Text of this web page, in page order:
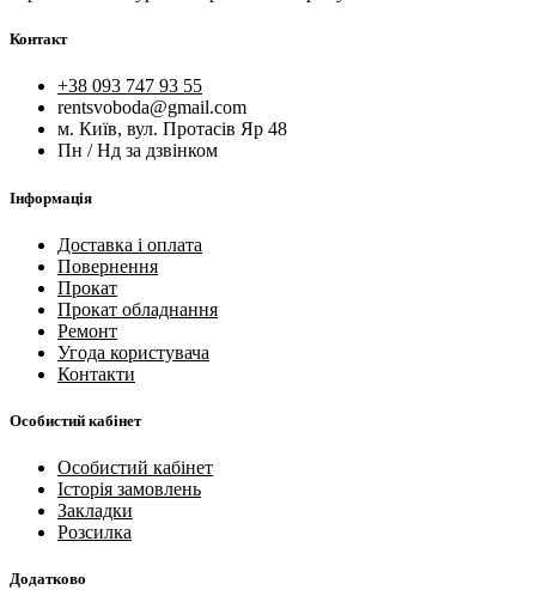
Контакт
+38 093 747 93 55
rentsvoboda@gmail.com
м. Київ, вул. Протасів Яр 48
Пн / Нд за дзвінком
Інформація
Доставка і оплата
Повернення
Прокат
Прокат обладнання
Ремонт
Угода користувача
Контакти
Особистий кабінет
Особистий кабінет
Історія замовлень
Закладки
Розсилка
Додатково